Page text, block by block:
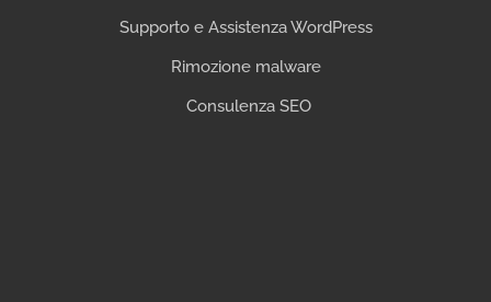
Supporto e Assistenza WordPress
Rimozione malware
Consulenza SEO